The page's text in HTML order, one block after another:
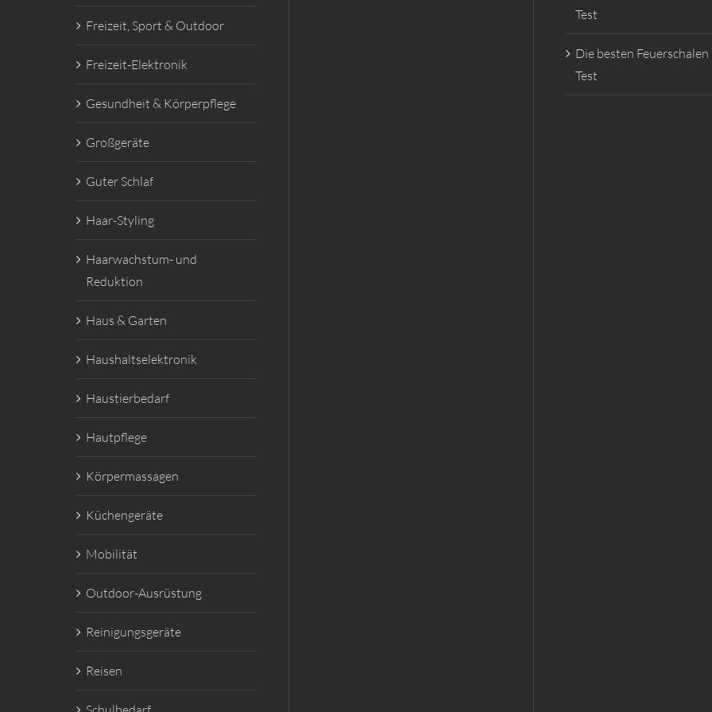
Freizeit, Sport & Outdoor
Freizeit-Elektronik
Gesundheit & Körperpflege
Großgeräte
Guter Schlaf
Haar-Styling
Haarwachstum- und
Reduktion
Haus & Garten
Haushaltselektronik
Haustierbedarf
Hautpflege
Körpermassagen
Küchengeräte
Mobilität
Outdoor-Ausrüstung
Reinigungsgeräte
Reisen
Test
Die besten Feuerschalen
Test